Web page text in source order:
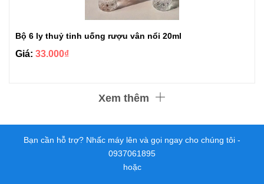
Bộ 6 ly thuỷ tinh uống rượu vân nổi 20ml
Giá: 33.000₫
Xem thêm
Bạn cần hỗ trợ? Nhấc máy lên và gọi ngay cho chúng tôi -
0937061895
hoặc